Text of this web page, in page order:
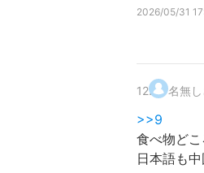
2026/05/31
12. 名無
>>9
食べ物どこ
日本語も